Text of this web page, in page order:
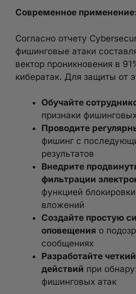
Современное применение:
Согласно отчету
фишинговые атаки
вектор проникновения в
кибератак. Для защиты от
Обучайте
признаки
Проводите
фишинг с
результатов
Внедрите
фильтрации
функцией
вложений
Создайте простую
оповещения о
сообщениях
Разработайте
действий при
фишинговых атак